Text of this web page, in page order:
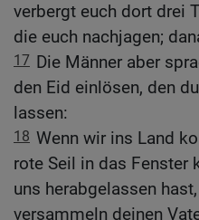
verbergt euch dort drei
die euch nachjagen;
17 Die Männer aber
den Eid einlösen, den
lassen:
18 Wenn wir ins Land
rote Seil in das Fenster
uns herabgelassen
versammeln deinen